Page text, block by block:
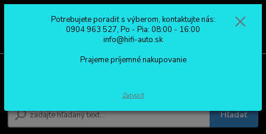
Hľadať
0904 963 527
Po - Pia: 08:00 - 16:00
Potrebujete poradiť s výberom, kontaktujte nás:
0904 963 527, Po - Pia: 08:00 - 16:00
info@hifi-auto.sk
Prajeme príjemné nakupovanie
Zatvoriť